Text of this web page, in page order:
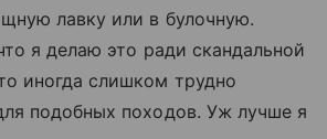
лавку или в булочную.
я делаю это ради скандальной
иногда слишком трудно
подобных походов. Уж лучше я